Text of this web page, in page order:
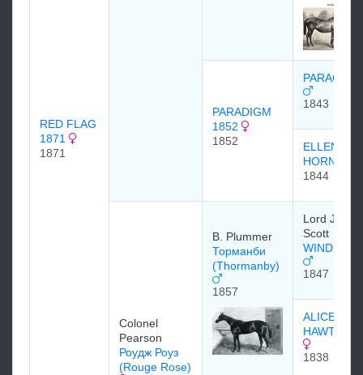
RED FLAG
1871
1871
PARADIGM
1852
1852
1843
ELLEN
HORNE
1844
Colonel
Pearson
Роудж Роуз
(Rouge Rose)
B. Plummer
Торманби
(Thormanby)
1857
Lord John
Scott
1847
ALICE
1838